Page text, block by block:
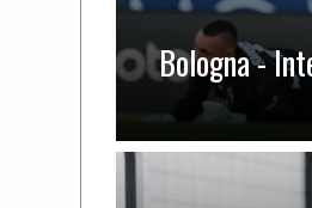
Bologna -